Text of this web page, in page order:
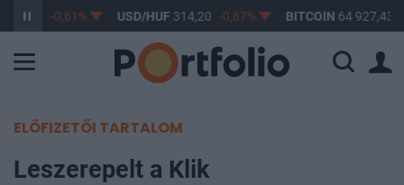
363,17 -0,61% USD/HUF314,20 -0,87% BITCOIN64 927,43
ELŐFIZETŐI TARTALOM
Leszerepelt a Klik